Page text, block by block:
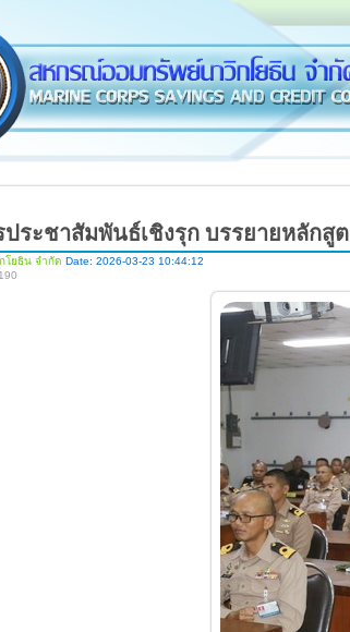
ประชาสัมพันธ์เชิงรุก บรรยายหลักสู
โยธิน จำกัด Date: 2026-03-23 10:44:12